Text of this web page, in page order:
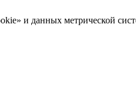
и данных метрической